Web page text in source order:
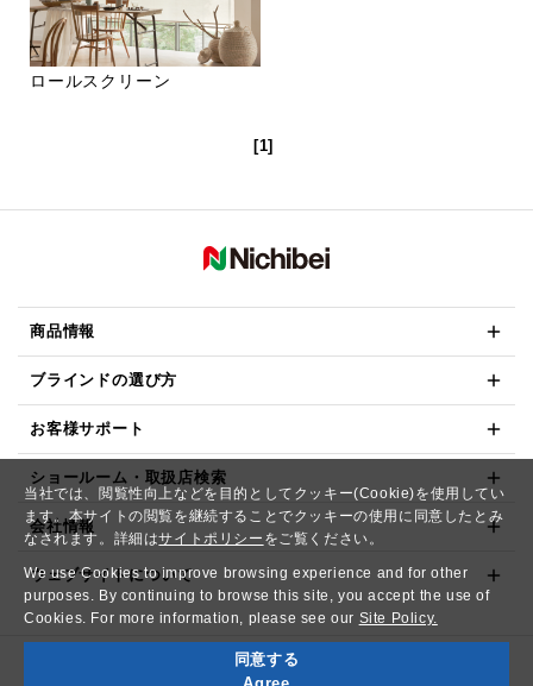
当社では、閲覧性向上などを目的としてクッキー(Cookie)を使用してい
ます。本サイトの閲覧を継続することでクッキーの使用に同意したとみ
なされます。詳細はサイトポリシー をご覧ください。
We use Cookies to improve browsing experience and for other
purposes. By continuing to browse this site, you accept the use of
Cookies. For more information, please see our Site Policy.
同意する
ロールスクリーン
[1]
商品情報
ブラインドの選び方
お客様サポート
ショールーム・取扱店検索
会社情報
ウェブサイトについて
Copyright© NICHIBEI CO.,LTD. All Rights Reserved.